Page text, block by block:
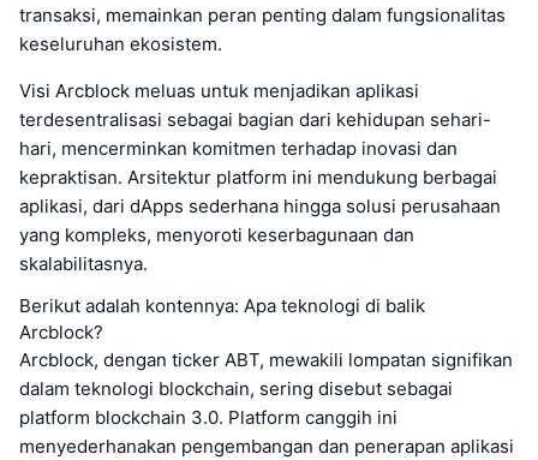
transaksi, memainkan peran penting dalam fungsionalitas
keseluruhan ekosistem.
Visi Arcblock meluas untuk menjadikan aplikasi
terdesentralisasi sebagai bagian dari kehidupan sehari-
hari, mencerminkan komitmen terhadap inovasi dan
kepraktisan. Arsitektur platform ini mendukung berbagai
aplikasi, dari dApps sederhana hingga solusi perusahaan
yang kompleks, menyoroti keserbagunaan dan
skalabilitasnya.
Berikut adalah kontennya: Apa teknologi di balik
Arcblock?
Arcblock, dengan ticker ABT, mewakili lompatan signifikan
dalam teknologi blockchain, sering disebut sebagai
platform blockchain 3.0. Platform canggih ini
menyederhanakan pengembangan dan penerapan aplikasi